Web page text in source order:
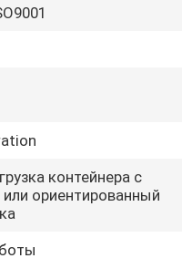
контейнера с
ориентированный